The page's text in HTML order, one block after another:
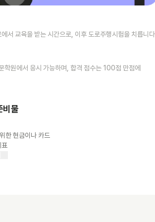
서 교육을 받는 시간으로, 이후 도로주행시험을 치릅니
학원에서 응시 가능하며, 합격 점수는 100점 만점에
비물
한 현금이나 카드